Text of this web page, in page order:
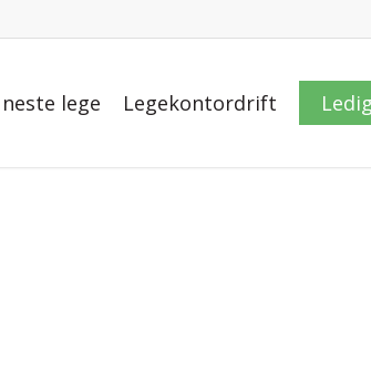
lege Legekontordrift